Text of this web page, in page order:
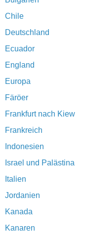
Chile
Deutschland
Ecuador
England
Europa
Färöer
Frankfurt nach Kiew
Frankreich
Indonesien
Israel und Palästina
Italien
Jordanien
Kanada
Kanaren